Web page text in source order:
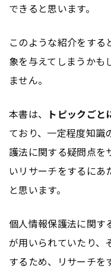
できると思います。
このような紹介をする
象を与えてしまうかも
ません。
本書は、 トピックごと
ており、一定程度知識
護法に関する疑問点を
いリサーチをするにあ
と思います。
個人情報保護法に関す
が用いられていたり、
するため、リサーチを